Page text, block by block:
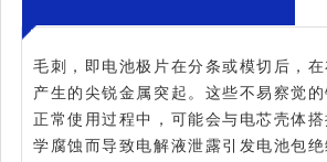
毛刺，即电池极片在分条或模切后，
产生的尖锐金属突起。这些不易察觉
正常使用过程中，可能会与电芯壳体
学腐蚀而导致电解液泄露引发电池包绝